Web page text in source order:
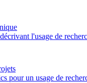
l'usage de
un usage de